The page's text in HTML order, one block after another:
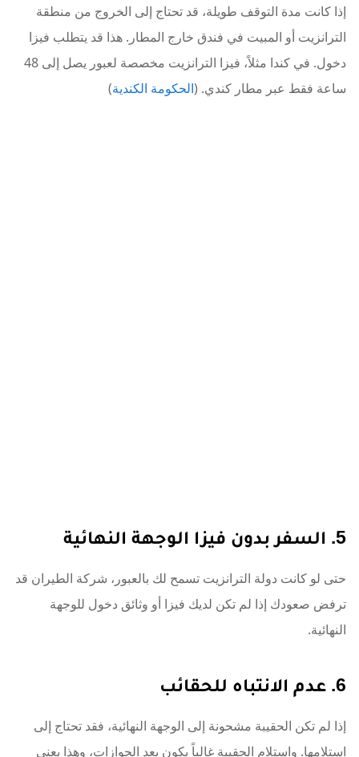
إذا كانت مدة التوقف طويلة، قد تحتاج إلى الخروج من منطقة
الترانزيت أو المبيت في فندق خارج المطار. هذا قد يتطلب فيزا
دخول. في كندا مثلاً، فيزا الترانزيت مخصصة لعبور يصل إلى 48
ساعة فقط عبر مطار كندي. (الحكومة الكندية)
5. السفر بدون فيزا الوجهة النهائية
حتى لو كانت دولة الترانزيت تسمح لك بالعبور، شركة الطيران قد
ترفض صعودك إذا لم تكن لديك فيزا أو وثائق دخول للوجهة
النهائية.
6. عدم الانتباه للحقائب
إذا لم تكن الحقيبة مشحونة إلى الوجهة النهائية، فقد تحتاج إلى
استلامها. واستلام الحقيبة غالباً يكون بعد الجوازات، وهذا يعني